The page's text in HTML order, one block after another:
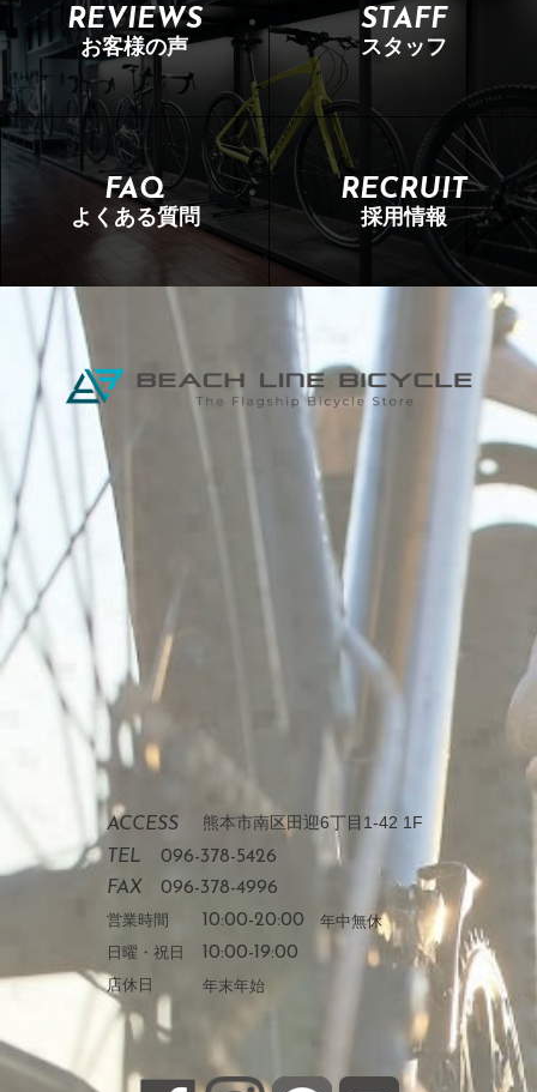
REVIEWS
お客様の声
STAFF
スタッフ
FAQ
よくある質問
RECRUIT
採用情報
ACCESS 熊本市南区田迎6丁目1-42 1F
TEL
096-378-5426
FAX
096-378-4996
営業時間 10:00-20:00 年中無休
日曜・祝日
10:00-19:00
店休日 年末年始